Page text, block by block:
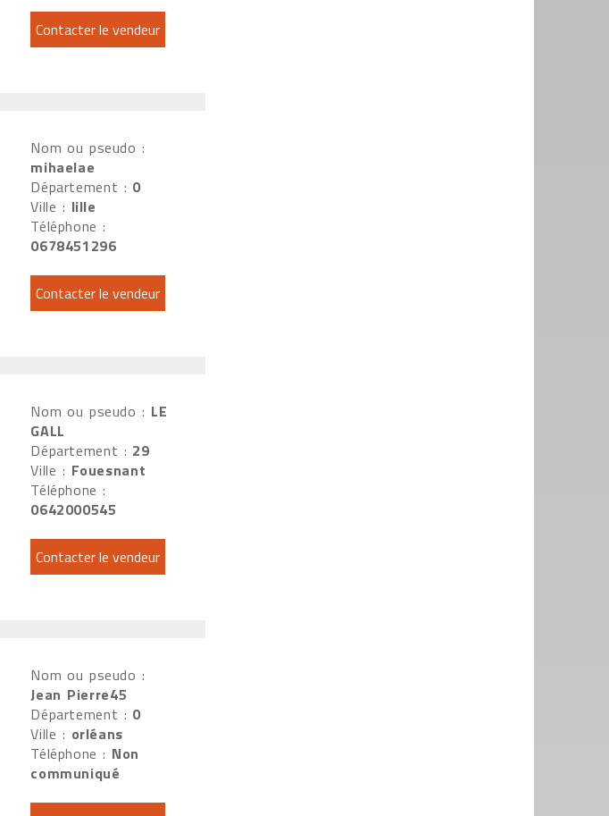
Nom ou pseudo :
mihaelae
Département : 0
Ville : lille
Téléphone :
0678451296
Nom ou pseudo : LE
GALL
Département : 29
Ville : Fouesnant
Téléphone :
0642000545
Nom ou pseudo :
Jean Pierre45
Département : 0
Ville : orléans
Téléphone : Non
communiqué